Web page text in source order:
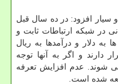
سیار افزود: در ده سال قبل
در شبکه ارتباطات ثابت و
به دلار و درآمدها به ریال
دارند و اگر به آنها توجه
شوند. عدم افزایش تعرفه
شده است.